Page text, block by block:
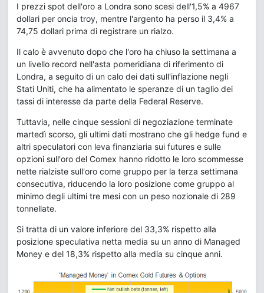
I prezzi spot dell'oro a Londra sono scesi dell'1,5% a 4967
dollari per oncia troy, mentre l'argento ha perso il 3,4% a
74,75 dollari prima di registrare un rialzo.
Il calo è avvenuto dopo che l'oro ha chiuso la settimana a
un livello record nell'asta pomeridiana di riferimento di
Londra, a seguito di un calo dei dati sull'inflazione negli
Stati Uniti, che ha alimentato le speranze di un taglio dei
tassi di interesse da parte della Federal Reserve.
Tuttavia, nelle cinque sessioni di negoziazione terminate
martedì scorso, gli ultimi dati mostrano che gli hedge fund e
altri speculatori con leva finanziaria sui futures e sulle
opzioni sull'oro del Comex hanno ridotto le loro scommesse
nette rialziste sull'oro come gruppo per la terza settimana
consecutiva, riducendo la loro posizione come gruppo al
minimo degli ultimi tre mesi con un peso nozionale di 289
tonnellate.
Si tratta di un valore inferiore del 33,3% rispetto alla
posizione speculativa netta media su un anno di Managed
Money e del 18,3% rispetto alla media su cinque anni.